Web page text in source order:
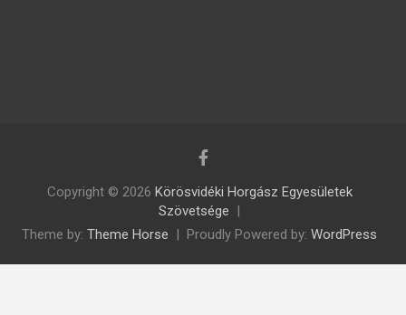
Copyright © 2026 Körösvidéki Horgász Egyesületek
Szövetsége
Theme by: Theme Horse Proudly Powered by: WordPress